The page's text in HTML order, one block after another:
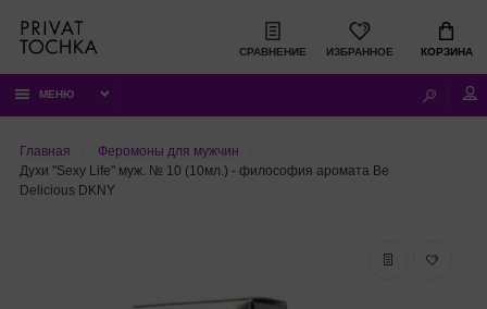
СРАВНЕНИЕ ИЗБРАННОЕ КОРЗИНА
МЕНЮ
Главная
Феромоны для мужчин
Духи "Sexy Life" муж. № 10 (10мл.) - философия аромата Be
Delicious DKNY